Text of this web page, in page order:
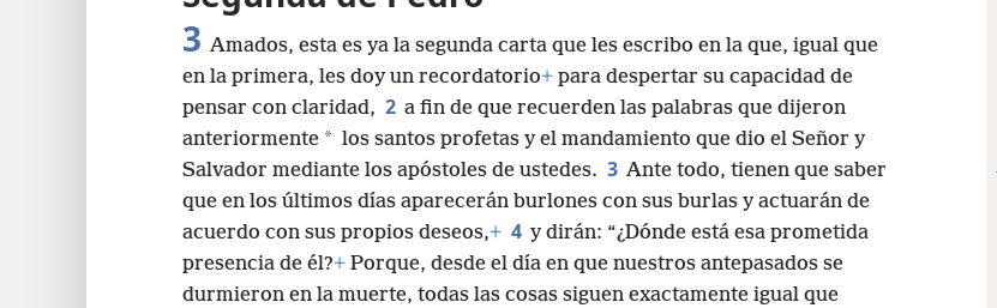
3 Amados, esta es ya la segunda carta que les escribo en la que, igual que
en la primera, les doy un recordatorio+ para despertar su capacidad de
pensar con claridad, 2 a fin de que recuerden las palabras que dijeron
anteriormente * los santos profetas y el mandamiento que dio el Señor y
Salvador mediante los apóstoles de ustedes. 3 Ante todo, tienen que saber
que en los últimos días aparecerán burlones con sus burlas y actuarán de
acuerdo con sus propios deseos,+ 4 y dirán: “¿Dónde está esa prometida
presencia de él?+ Porque, desde el día en que nuestros antepasados se
durmieron en la muerte, todas las cosas siguen exactamente igual que